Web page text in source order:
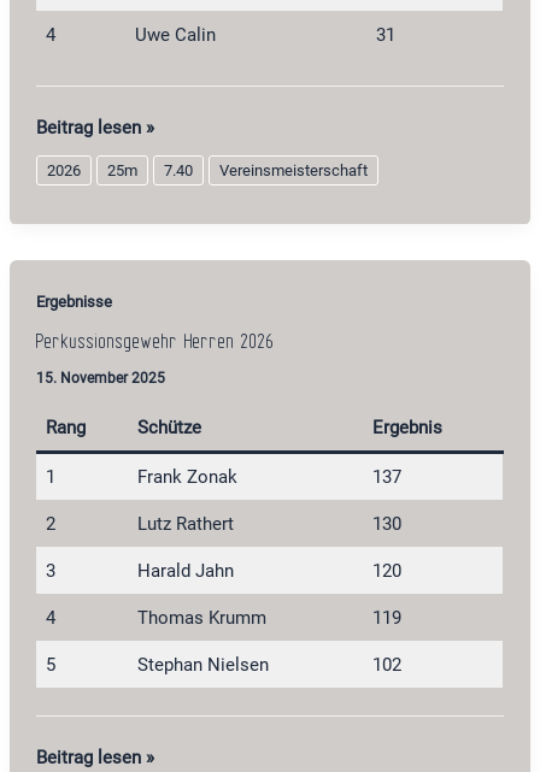
4 Uwe Calin 31
Perkussionsrevolver
2026
Beitrag lesen »
2026 25m 7.40 Vereinsmeisterschaft
Ergebnisse
Perkussionsgewehr Herren 2026
15. November 2025
Rang Schütze Ergebnis
1 Frank Zonak 137
2 Lutz Rathert 130
3 Harald Jahn 120
4 Thomas Krumm 119
5 Stephan Nielsen 102
Perkussionsgewehr
Beitrag lesen »